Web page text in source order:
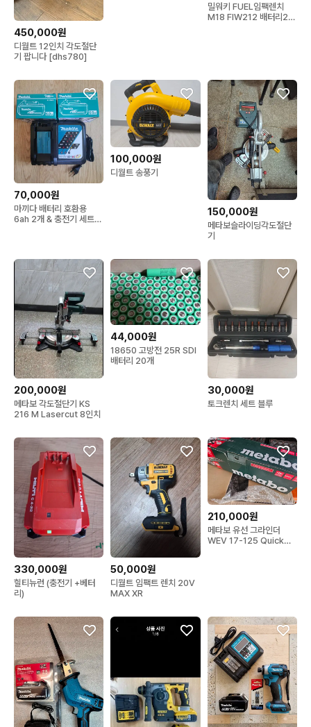
450,000원
디월트 12인치 각도절단
기 팝니다 [dhs780]
밀워키 FUEL임팩렌치
M18 FIW212 배터리2개
70,000원
마끼다 배터리 호환용
6ah 2개 & 충전기 세트
100,000원
디월트 송풍기
150,000원
메타보슬라이딩각도절단
기
200,000원
메타보 각도절단기 KS
216 M Lasercut 8인치
44,000원
18650 고방전 25R SDI
배터리 20개
30,000원
토크렌치 세트 블루
330,000원
힐티뉴런 (충전기 +베터
리)
50,000원
디월트 임팩트 렌치 20V
MAX XR
210,000원
메타보 유선 그라인더
WEV 17-125 Quick